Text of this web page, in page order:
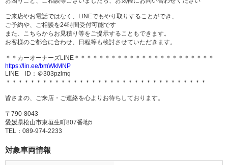
ご来店やお電話ではなく、LINEでもやり取りすることができ、
ご予約や、ご相談を24時間受付可能です
また、こちらからお見積り等をご提示することもできます。
お客様のご都合に合わせ、日程等も検討させていただきます。
＊＊カーオーナーズLINE＊＊＊＊＊＊＊＊＊＊＊＊＊＊＊＊＊＊＊＊＊＊＊
https://lin.ee/bmWkMNP
LINE ID：＠303pzlmq
＊＊＊＊＊＊＊＊＊＊＊＊＊＊＊＊＊＊＊＊＊＊＊＊＊＊＊＊＊＊＊＊＊
皆さまの、ご来店・ご連絡を心よりお待ちしております。
〒790-8043
愛媛県松山市東垣生町807番地5
TEL：089-974-2233
対象車両情報